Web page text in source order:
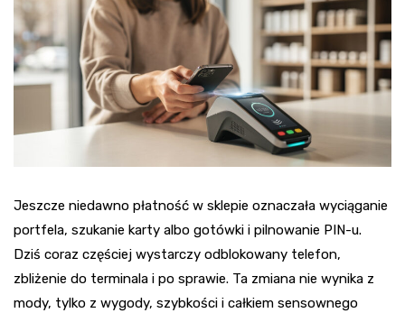
Jeszcze niedawno płatność w sklepie oznaczała wyciąganie
portfela, szukanie karty albo gotówki i pilnowanie PIN-u.
Dziś coraz częściej wystarczy odblokowany telefon,
zbliżenie do terminala i po sprawie. Ta zmiana nie wynika z
mody, tylko z wygody, szybkości i całkiem sensownego